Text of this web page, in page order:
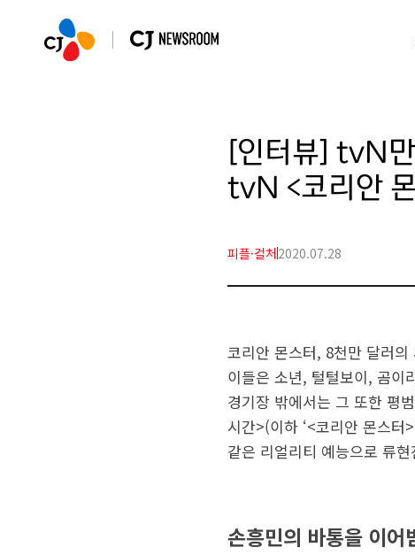
[인터뷰] tvN
tvN <코리안
피플·컬처2020.07.28
코리안 몬스터, 8천만 달러
이들은 소년, 털털보이, 곰이
경기장 밖에서는 그 또한 평
시간>(이하 ‘<코리안 몬스
같은 리얼리티 예능으로 류
손흥민의 바통을 이